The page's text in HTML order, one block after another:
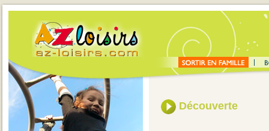
Découverte